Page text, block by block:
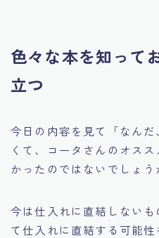
色々な本を知って
立つ
今日の内容を見て
「なん
くて、コータさんのオスス
かったのではないでしょう
今は仕入れに直結しない
て仕入れに直結する可能性